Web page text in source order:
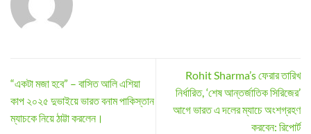
“একটা মজা হবে” – বাসিত আলি এশিয়া
কাপ ২০২৫ দুভাইয়ে ভারত বনাম পাকিস্তান
ম্যাচকে নিয়ে ঠাট্টা করলেন।
Rohit Sharma’s ফেরার তারিখ
নির্ধারিত, ‘শেষ আন্তর্জাতিক সিরিজের’
আগে ভারত এ দলের ম্যাচে অংশগ্রহণ
করবেন: রিপোর্ট